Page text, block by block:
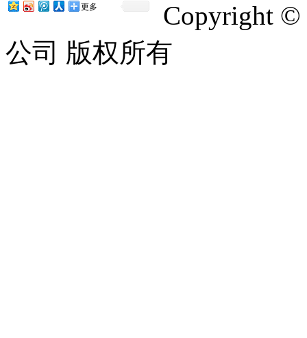
更多
Copyright
公司 版权所有